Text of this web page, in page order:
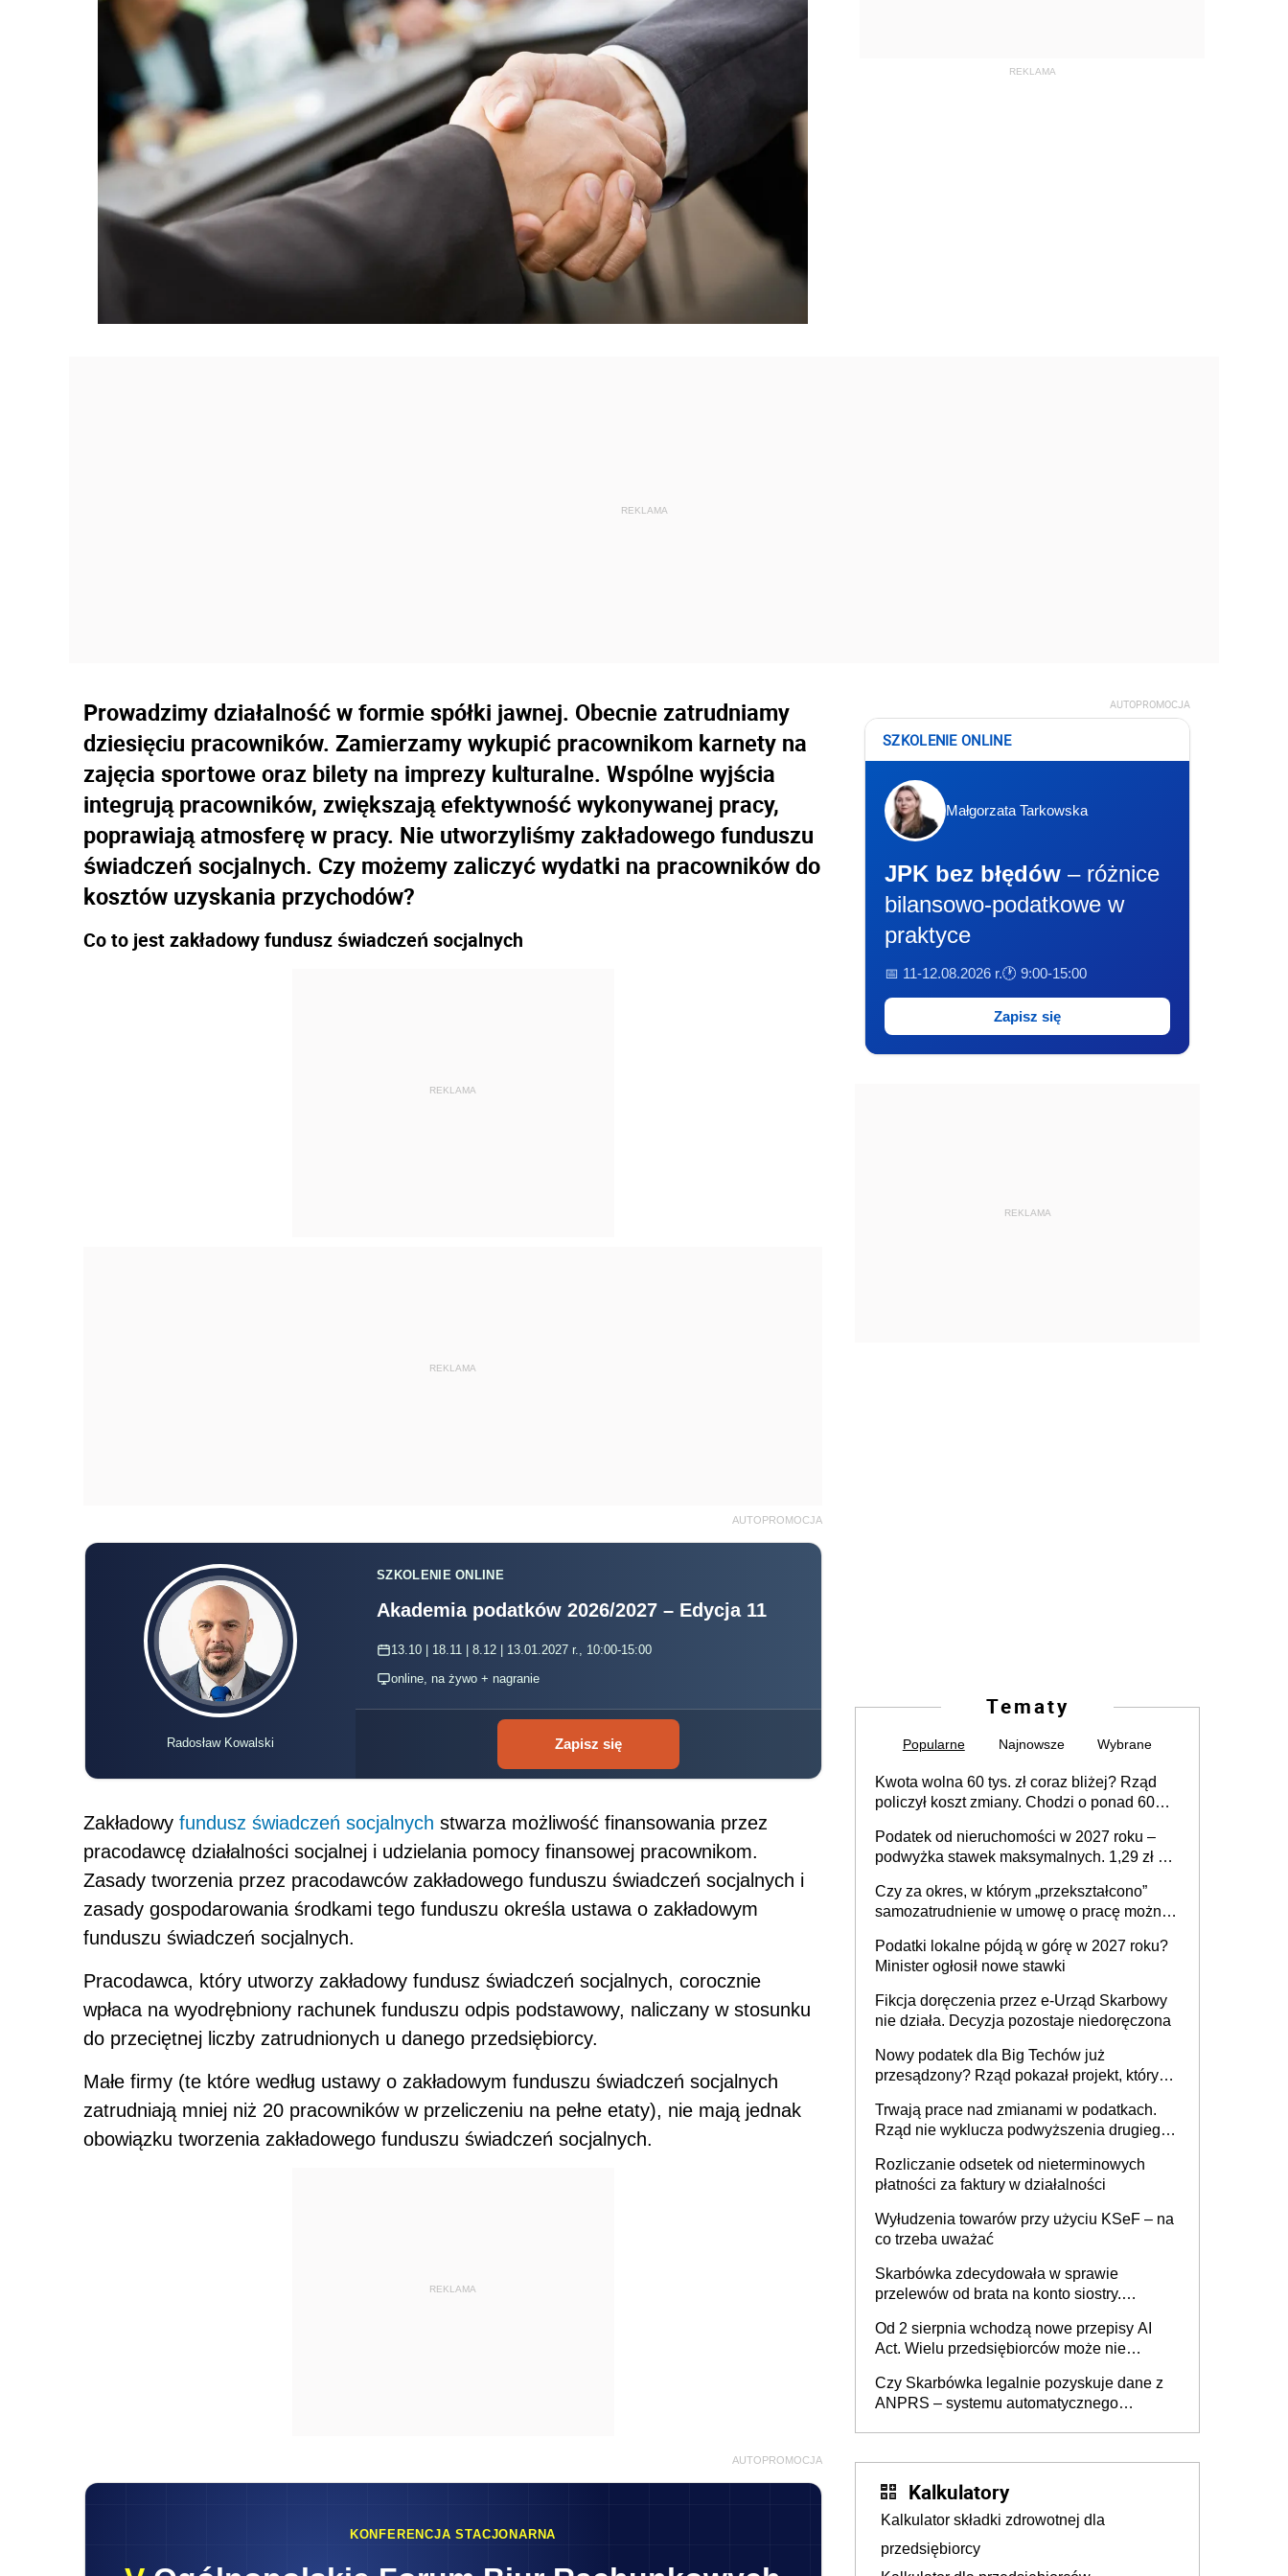
Prowadzimy działalność w formie spółki jawnej. Obecnie zatrudniamy
dziesięciu pracowników. Zamierzamy wykupić pracownikom karnety na
zajęcia sportowe oraz bilety na imprezy kulturalne. Wspólne wyjścia
integrują pracowników, zwiększają efektywność wykonywanej pracy,
poprawiają atmosferę w pracy. Nie utworzyliśmy zakładowego funduszu
świadczeń socjalnych. Czy możemy zaliczyć wydatki na pracowników do
kosztów uzyskania przychodów?
Co to jest zakładowy fundusz świadczeń socjalnych
REKLAMA
REKLAMA
AUTOPROMOCJA
Radosław Kowalski
SZKOLENIE ONLINE
Akademia podatków 2026/2027 – Edycja 11
13.10 | 18.11 | 8.12 | 13.01.2027 r., 10:00-15:00
online, na żywo + nagranie
Zapisz się
Zakładowy fundusz świadczeń socjalnych stwarza możliwość finansowania przez
pracodawcę działalności socjalnej i udzielania pomocy finansowej pracownikom.
Zasady tworzenia przez pracodawców zakładowego funduszu świadczeń socjalnych i
zasady gospodarowania środkami tego funduszu określa ustawa o zakładowym
funduszu świadczeń socjalnych.
Pracodawca, który utworzy zakładowy fundusz świadczeń socjalnych, corocznie
wpłaca na wyodrębniony rachunek funduszu odpis podstawowy, naliczany w stosunku
do przeciętnej liczby zatrudnionych u danego przedsiębiorcy.
Małe firmy (te które według ustawy o zakładowym funduszu świadczeń socjalnych
zatrudniają mniej niż 20 pracowników w przeliczeniu na pełne etaty), nie mają jednak
obowiązku tworzenia zakładowego funduszu świadczeń socjalnych.
REKLAMA
AUTOPROMOCJA
KONFERENCJA STACJONARNA
AUTOPROMOCJA
SZKOLENIE ONLINE
Małgorzata Tarkowska
JPK bez błędów – różnice
bilansowo-podatkowe w
praktyce
📅 11-12.08.2026 r.🕐 9:00-15:00
Zapisz się
REKLAMA
Tematy
Popularne Najnowsze Wybrane
Kwota wolna 60 tys. zł coraz bliżej? Rząd
policzył koszt zmiany. Chodzi o ponad 60
Podatek od nieruchomości w 2027 roku –
podwyżka stawek maksymalnych. 1,29 zł za
budynków i lokali związanych z
prowadzeniem działalności gospodarczej
Czy za okres, w którym „przekształcono”
samozatrudnienie w umowę o pracę można
umowy cywilnoprawnej jedynym
racjonalnym wyjściem
Podatki lokalne pójdą w górę w 2027 roku?
Minister ogłosił nowe stawki
Fikcja doręczenia przez e-Urząd Skarbowy
nie działa. Decyzja pozostaje niedoręczona
Nowy podatek dla Big Techów już
przesądzony? Rząd pokazał projekt, który
Trwają prace nad zmianami w podatkach.
Rząd nie wyklucza podwyższenia drugiego
Rozliczanie odsetek od nieterminowych
płatności za faktury w działalności
Wyłudzenia towarów przy użyciu KSeF – na
co trzeba uważać
Skarbówka zdecydowała w sprawie
przelewów od brata na konto siostry.
darowizna, ale podatku jednak nie będzie
Od 2 sierpnia wchodzą nowe przepisy AI
Act. Wielu przedsiębiorców może nie
Czy Skarbówka legalnie pozyskuje dane z
ANPRS – systemu automatycznego
Kalkulatory
Kalkulator składki zdrowotnej dla
przedsiębiorcy